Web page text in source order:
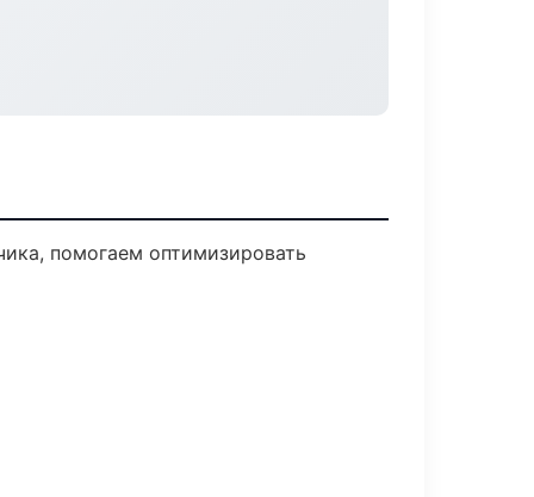
помогаем оптимизировать